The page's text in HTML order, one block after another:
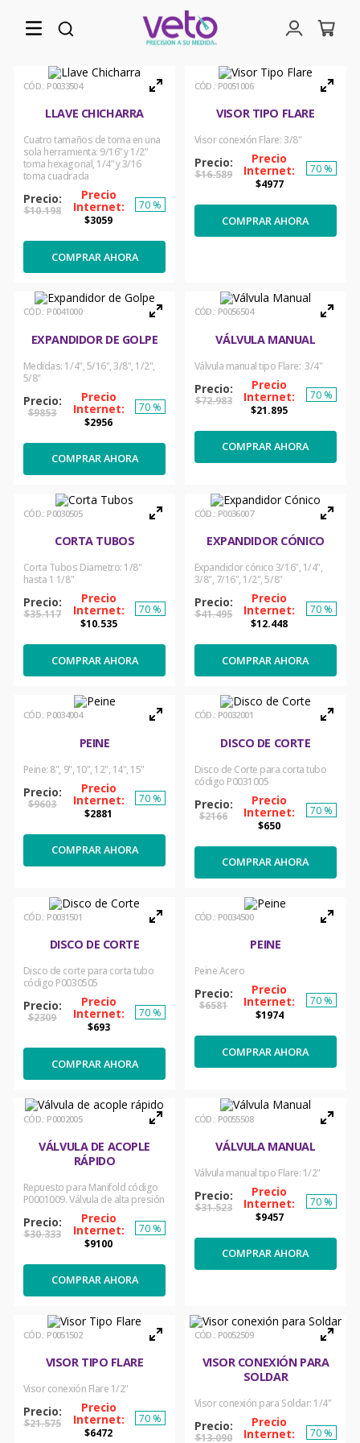
: P0033504
LLAVE CHICHARRA
Cuatro tamaños de toma en una
sola herramienta: 9/16” y 1/2”
toma hexagonal, 1/4” y 3/16
toma cuadrada
$10.198
$3059
70 %
COMPRAR AHORA
: P0051006
VISOR TIPO FLARE
Visor conexión Flare: 3/8"
$16.589
$4977
70 %
COMPRAR AHORA
: P0041000
EXPANDIDOR DE GOLPE
Medidas: 1/4", 5/16", 3/8", 1/2",
5/8"
$9853
$2956
70 %
COMPRAR AHORA
: P0056504
VÁLVULA MANUAL
Válvula manual tipo Flare: 3/4"
$72.983
$21.895
70 %
COMPRAR AHORA
: P0030505
CORTA TUBOS
Corta Tubos Diametro: 1/8"
hasta 1 1/8"
$35.117
$10.535
70 %
COMPRAR AHORA
: P0036007
EXPANDIDOR CÓNICO
Expandidor cónico 3/16", 1/4",
3/8", 7/16", 1/2", 5/8"
$41.495
$12.448
70 %
COMPRAR AHORA
: P0034004
PEINE
Peine: 8", 9", 10", 12", 14", 15"
$9603
$2881
70 %
COMPRAR AHORA
: P0032001
DISCO DE CORTE
Disco de Corte para corta tubo
código P0031005
$2166
$650
70 %
COMPRAR AHORA
: P0031501
DISCO DE CORTE
Disco de corte para corta tubo
código P0030505
$2309
$693
70 %
COMPRAR AHORA
: P0034500
PEINE
Peine Acero
$6581
$1974
70 %
COMPRAR AHORA
: P0002005
VÁLVULA DE ACOPLE
RÁPIDO
Repuesto para Manifold código
P0001009. Válvula de alta presión
$30.333
$9100
70 %
COMPRAR AHORA
: P0055508
VÁLVULA MANUAL
Válvula manual tipo Flare: 1/2"
$31.523
$9457
70 %
COMPRAR AHORA
: P0051502
VISOR TIPO FLARE
Visor conexión Flare 1/2"
$21.575
$6472
70 %
: P0052509
VISOR CONEXIÓN PARA
SOLDAR
Visor conexión para Soldar: 1/4"
$13.090 70 %